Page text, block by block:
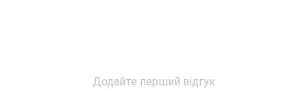
Додайте перший відгук